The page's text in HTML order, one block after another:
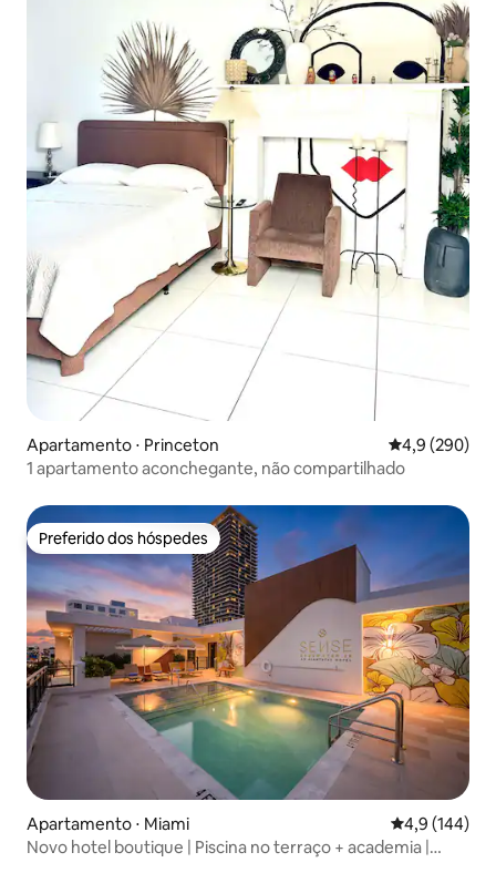
Apartamento ⋅ Princeton 4,9 de uma
4,9 (290)
1 apartamento aconchegante, não compartilhado
Preferido dos hóspedes
Preferido dos hóspedes
Apartamento ⋅ Miami 4,9 de uma
4,9 (144)
Novo hotel boutique | Piscina no terraço + academia |